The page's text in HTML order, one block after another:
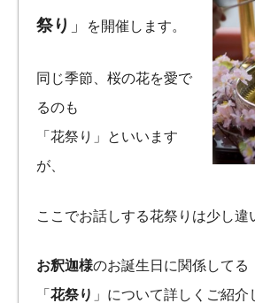
祭り 」 を開催します。
同じ季節、桜の花を愛で
るのも
「花祭り」といいます
が、
ここでお話しする花祭りは少し違
お釈迦様のお誕生日に関係してる
「 花祭り 」について詳しくご紹介